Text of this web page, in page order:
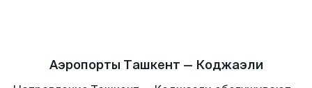
Аэропорты Ташкент — Коджаэли